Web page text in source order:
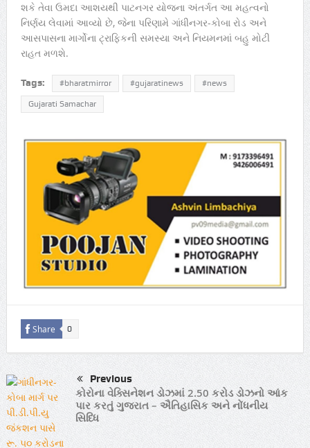
શકે તેવા ઉમદા આશયથી પાટનગર યોજના અંતર્ગત આ મહત્વનો
નિર્ણય લેવામાં આવ્યો છે, જેના પરિણામે ગાંધીનગર-કોબા રોડ અને
આસપાસના માર્ગોના ટ્રાફિકની સમસ્યા અને નિયમનમાં બહુ મોટી
રાહત મળશે.
Tags: #bharatmirror #gujaratinews #news
Gujarati Samachar
Share 0
Previous
કોરોના વેક્સિનેશન ડોઝમાં 2.50 કરોડ ડોઝનો આંક
પાર કરતું ગુજરાત – ઐતિહાસિક અને નોંધનીય
સિધ્ધિ